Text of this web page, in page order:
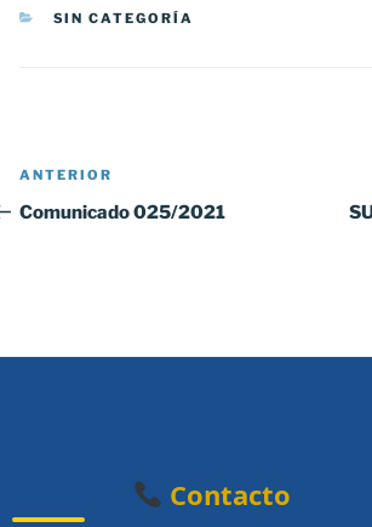
CATEGORÍAS
SIN CATEGORÍA
Navegación
de
Entrada
anterior:
ANTERIOR
Comunicado 025/2021
Contacto